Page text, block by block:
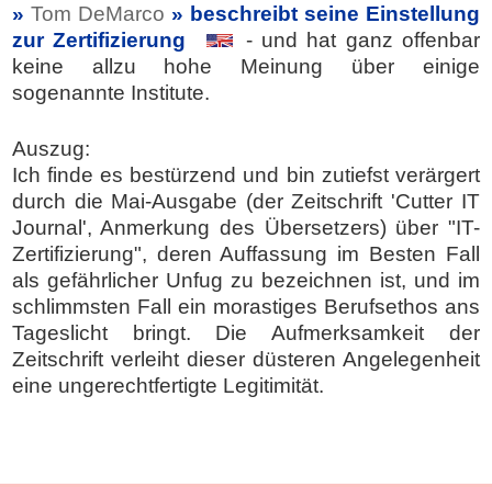
Tom DeMarco » beschreibt seine Einstellung
zur Zertifizierung
- und hat ganz offenbar
keine allzu hohe Meinung über einige
sogenannte Institute.
Auszug:
Ich finde es bestürzend und bin zutiefst verärgert
durch die Mai-Ausgabe (der Zeitschrift 'Cutter IT
Journal', Anmerkung des Übersetzers) über "IT-
Zertifizierung", deren Auffassung im Besten Fall
als gefährlicher Unfug zu bezeichnen ist, und im
schlimmsten Fall ein morastiges Berufsethos ans
Tageslicht bringt. Die Aufmerksamkeit der
Zeitschrift verleiht dieser düsteren Angelegenheit
eine ungerechtfertigte Legitimität.